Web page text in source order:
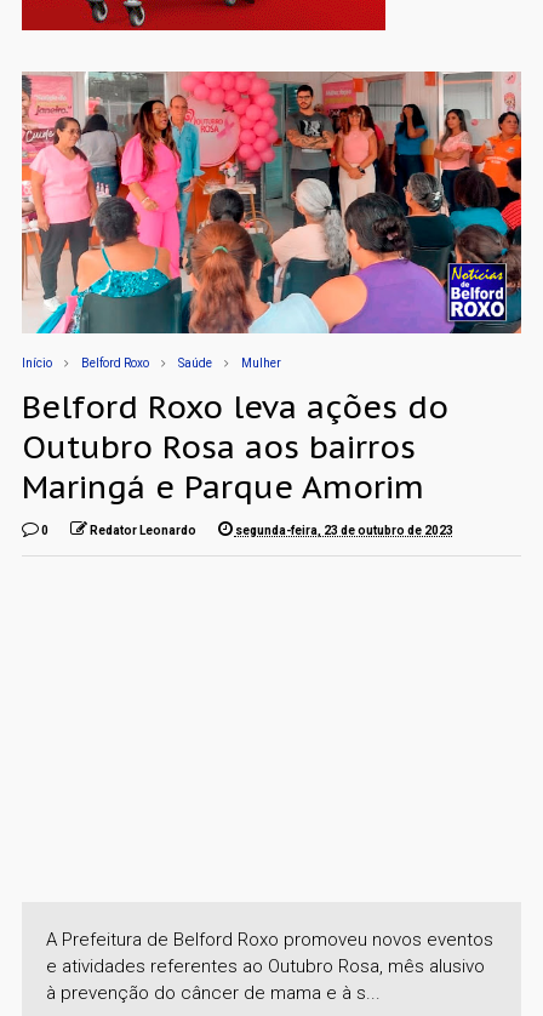
Início Belford Roxo Saúde Mulher
Belford Roxo leva ações do
Outubro Rosa aos bairros
Maringá e Parque Amorim
0 Redator Leonardo segunda-feira, 23 de outubro de 2023
A Prefeitura de Belford Roxo promoveu novos eventos
e atividades referentes ao Outubro Rosa, mês alusivo
à prevenção do câncer de mama e à s...